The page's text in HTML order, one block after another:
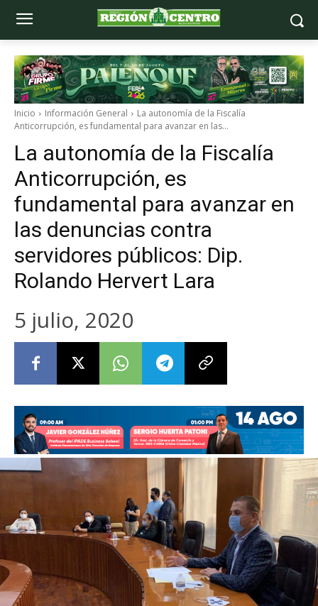
Inicio Información General
La autonomía de la Fiscalía
Anticorrupción, es fundamental para avanzar en las...
La autonomía de la Fiscalía
Anticorrupción, es
fundamental para avanzar en
las denuncias contra
servidores públicos: Dip.
Rolando Hervert Lara
5 julio, 2020